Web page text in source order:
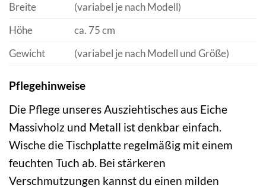
Breite
(variabel je nach Modell)
Höhe
ca. 75 cm
Gewicht
(variabel je nach Modell und Größe)
Pflegehinweise
Die Pflege unseres Ausziehtisches aus Eiche
Massivholz und Metall ist denkbar einfach.
Wische die Tischplatte regelmäßig mit einem
feuchten Tuch ab. Bei stärkeren
Verschmutzungen kannst du einen milden